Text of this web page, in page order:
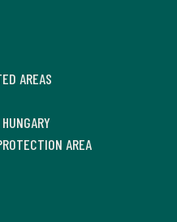
AREAS
AREA